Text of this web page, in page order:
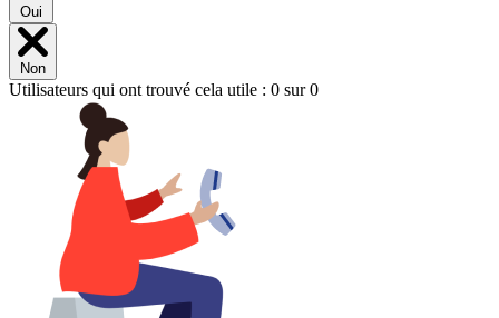
Oui
Non
Utilisateurs qui ont trouvé cela utile : 0 sur 0